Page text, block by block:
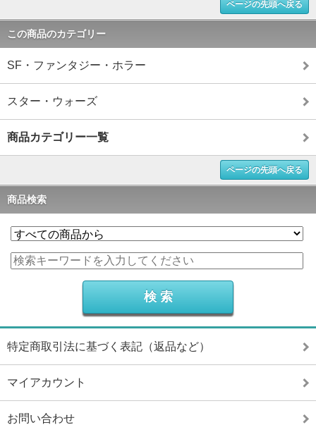
ページの先頭へ戻る
この商品のカテゴリー
SF・ファンタジー・ホラー
スター・ウォーズ
商品カテゴリー一覧
ページの先頭へ戻る
商品検索
特定商取引法に基づく表記（返品など）
マイアカウント
お問い合わせ